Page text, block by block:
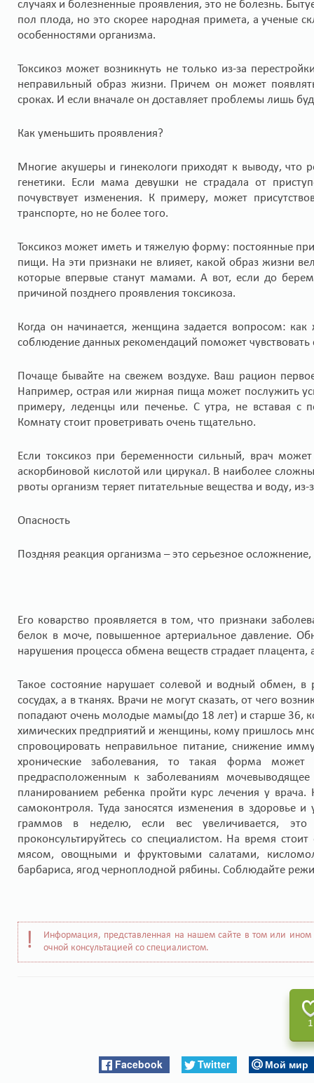
случаях и болезненные проявления, это не болезнь.
пол плода, но это скорее народная примета, а ученые
особенностями организма.
Токсикоз может возникнуть не только из-за
неправильный образ жизни. Причем он может
сроках. И если вначале он доставляет проблемы лишь
Как уменьшить проявления?
Многие акушеры и гинекологи приходят к выводу, что
генетики. Если мама девушки не страдала от
почувствует изменения. К примеру, может
транспорте, но не более того.
Токсикоз может иметь и тяжелую форму: постоянные
пищи. На эти признаки не влияет, какой образ жизни
которые впервые станут мамами. А вот, если до
причиной позднего проявления токсикоза.
Когда он начинается, женщина задается вопросом:
соблюдение данных рекомендаций поможет чувствовать
Почаще бывайте на свежем воздухе. Ваш рацион
Например, острая или жирная пища может послужить
примеру, леденцы или печенье. С утра, не вставая с
Комнату стоит проветривать очень тщательно.
Если токсикоз при беременности сильный, врач
аскорбиновой кислотой или цирукал. В наиболее
рвоты организм теряет питательные вещества и воду,
Опасность
Поздняя реакция организма – это серьезное
Его коварство проявляется в том, что признаки
белок в моче, повышенное артериальное давление.
нарушения процесса обмена веществ страдает
Такое состояние нарушает солевой и водный обмен, в
сосудах, а в тканях. Врачи не могут сказать, от чего
попадают очень молодые мамы(до 18 лет) и старше 36,
химических предприятий и женщины, кому пришлось
спровоцировать неправильное питание, снижение
хронические заболевания, то такая форма
предрасположенным к заболеваниям
планированием ребенка пройти курс лечения у
самоконтроля. Туда заносятся изменения в
граммов в неделю, если вес увеличивается,
проконсультируйтесь со специалистом. На время
мясом, овощными и фруктовыми салатами,
барбариса, ягод черноплодной рябины. Соблюдайте
Информация, представленная на нашем сайте в том или
очной консультацией со специалистом.
1
Facebook Twitter Мой мир